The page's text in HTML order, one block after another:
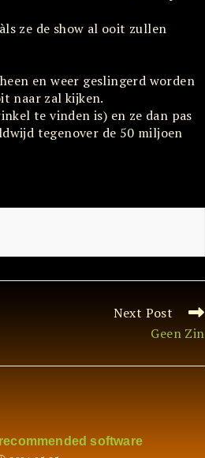
ze de show al ooit zullen
en weer geslingerd worden
naar zal kijken.
te vinden is) en ze dan pas
tegenover de 50 miljoen
Next Post
Geen Zin
software